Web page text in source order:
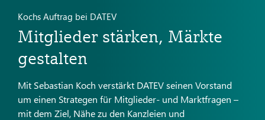
Kochs Auftrag bei DATEV
Mitglieder stärken, Märkte
gestalten
Mit Sebastian Koch verstärkt DATEV seinen Vorstand
um einen Strategen für Mitglieder- und Marktfragen –
mit dem Ziel, Nähe zu den Kanzleien und